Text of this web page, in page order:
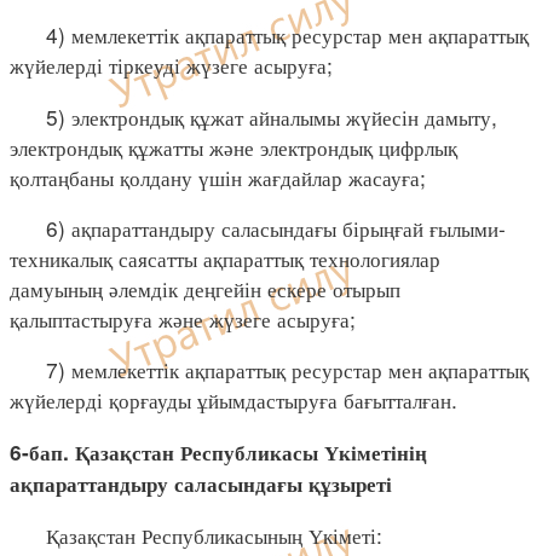
4) мемлекеттік ақпараттық ресурстар мен ақпараттық
жүйелерді тіркеуді жүзеге асыруға;
5) электрондық құжат айналымы жүйесін дамыту,
электрондық құжатты және электрондық цифрлық
қолтаңбаны қолдану үшін жағдайлар жасауға;
6) ақпараттандыру саласындағы бірыңғай ғылыми-
техникалық саясатты ақпараттық технологиялар
дамуының әлемдік деңгейін ескере отырып
қалыптастыруға және жүзеге асыруға;
7) мемлекеттік ақпараттық ресурстар мен ақпараттық
жүйелерді қорғауды ұйымдастыруға бағытталған.
6-бап. Қазақстан Республикасы Үкіметінің
ақпараттандыру саласындағы құзыреті
Қазақстан Республикасының Үкіметі: